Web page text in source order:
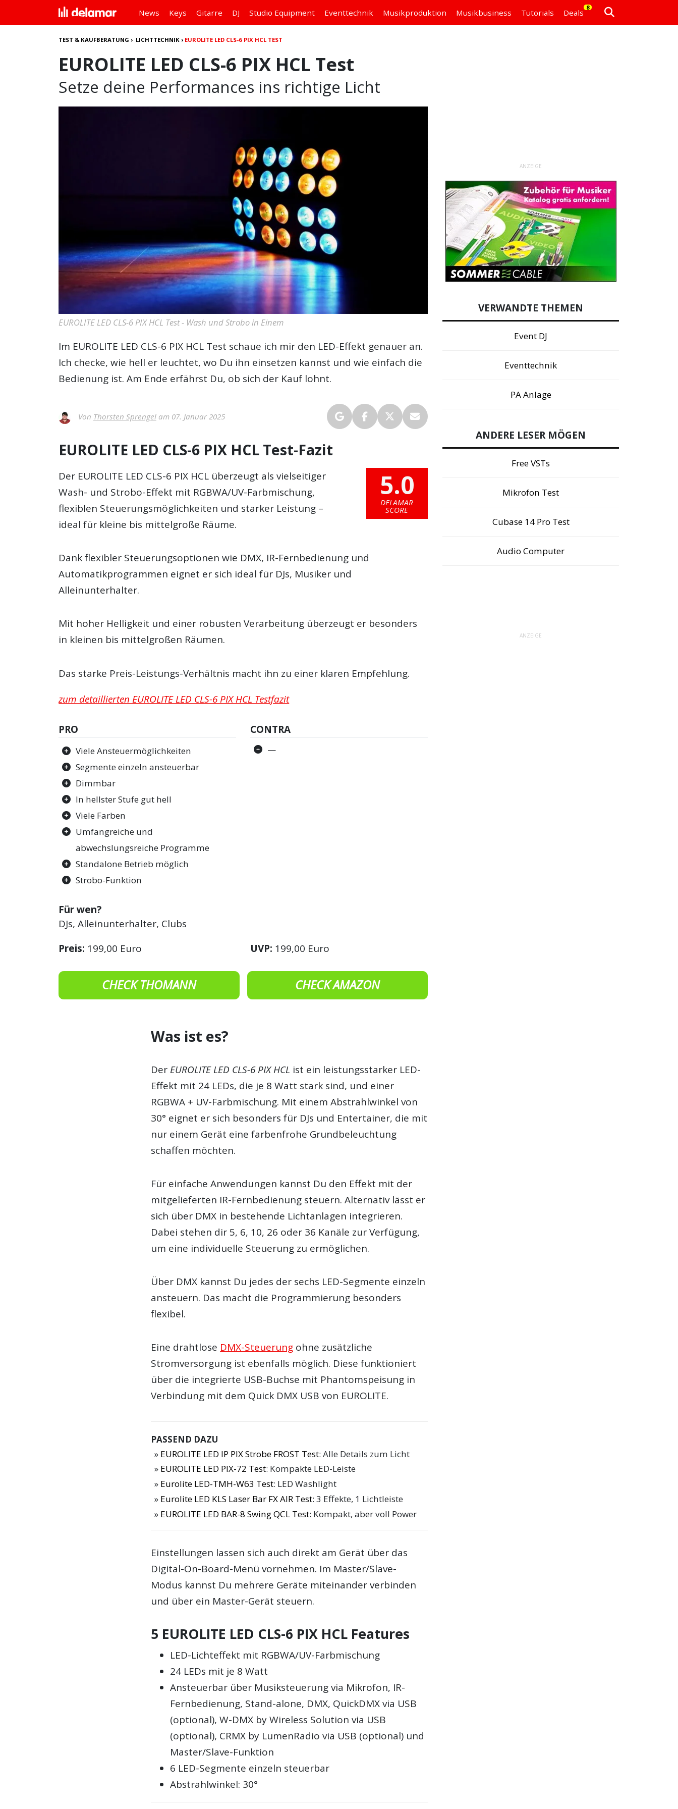
News Keys Gitarre DJ Studio Equipment Eventtechnik Musikproduktion Musikbusiness Tutorials Deals
8
TEST & KAUFBERATUNG › LICHTTECHNIK › EUROLITE LED CLS-6 PIX HCL TEST
EUROLITE LED CLS-6 PIX HCL Test
Setze deine Performances ins richtige Licht
EUROLITE LED CLS-6 PIX HCL Test - Wash und Strobo in Einem
Im EUROLITE LED CLS-6 PIX HCL Test schaue ich mir den LED-Effekt genauer an.
Ich checke, wie hell er leuchtet, wo Du ihn einsetzen kannst und wie einfach die
Bedienung ist. Am Ende erfährst Du, ob sich der Kauf lohnt.
Von Thorsten Sprengelam 07. Januar 2025
EUROLITE LED CLS-6 PIX HCL Test-Fazit
5.0
DELAMAR
SCORE
Der EUROLITE LED CLS-6 PIX HCL überzeugt als vielseitiger
Wash- und Strobo-Effekt mit RGBWA/UV-Farbmischung,
flexiblen Steuerungsmöglichkeiten und starker Leistung –
ideal für kleine bis mittelgroße Räume.
Dank flexibler Steuerungsoptionen wie DMX, IR-Fernbedienung und
Automatikprogrammen eignet er sich ideal für DJs, Musiker und
Alleinunterhalter.
Mit hoher Helligkeit und einer robusten Verarbeitung überzeugt er besonders
in kleinen bis mittelgroßen Räumen.
Das starke Preis-Leistungs-Verhältnis macht ihn zu einer klaren Empfehlung.
zum detaillierten EUROLITE LED CLS-6 PIX HCL Testfazit
PRO
Viele Ansteuermöglichkeiten
Segmente einzeln ansteuerbar
Dimmbar
In hellster Stufe gut hell
Viele Farben
Umfangreiche und
abwechslungsreiche Programme
Standalone Betrieb möglich
Strobo-Funktion
CONTRA
—
Für wen?
DJs, Alleinunterhalter, Clubs
Preis: 199,00 Euro UVP: 199,00 Euro
CHECK THOMANN CHECK AMAZON
Was ist es?
Der EUROLITE LED CLS-6 PIX HCL ist ein leistungsstarker LED-
Effekt mit 24 LEDs, die je 8 Watt stark sind, und einer
RGBWA + UV-Farbmischung. Mit einem Abstrahlwinkel von
30° eignet er sich besonders für DJs und Entertainer, die mit
nur einem Gerät eine farbenfrohe Grundbeleuchtung
schaffen möchten.
Für einfache Anwendungen kannst Du den Effekt mit der
mitgelieferten IR-Fernbedienung steuern. Alternativ lässt er
sich über DMX in bestehende Lichtanlagen integrieren.
Dabei stehen dir 5, 6, 10, 26 oder 36 Kanäle zur Verfügung,
um eine individuelle Steuerung zu ermöglichen.
Über DMX kannst Du jedes der sechs LED-Segmente einzeln
ansteuern. Das macht die Programmierung besonders
flexibel.
Eine drahtlose DMX-Steuerung ohne zusätzliche
Stromversorgung ist ebenfalls möglich. Diese funktioniert
über die integrierte USB-Buchse mit Phantomspeisung in
Verbindung mit dem Quick DMX USB von EUROLITE.
PASSEND DAZU
EUROLITE LED IP PIX Strobe FROST Test: Alle Details zum Licht
EUROLITE LED PIX-72 Test: Kompakte LED-Leiste
Eurolite LED-TMH-W63 Test: LED Washlight
Eurolite LED KLS Laser Bar FX AIR Test: 3 Effekte, 1 Lichtleiste
EUROLITE LED BAR-8 Swing QCL Test: Kompakt, aber voll Power
Einstellungen lassen sich auch direkt am Gerät über das
Digital-On-Board-Menü vornehmen. Im Master/Slave-
Modus kannst Du mehrere Geräte miteinander verbinden
und über ein Master-Gerät steuern.
5 EUROLITE LED CLS-6 PIX HCL Features
LED-Lichteffekt mit RGBWA/UV-Farbmischung
24 LEDs mit je 8 Watt
Ansteuerbar über Musiksteuerung via Mikrofon, IR-
Fernbedienung, Stand-alone, DMX, QuickDMX via USB
(optional), W-DMX by Wireless Solution via USB
(optional), CRMX by LumenRadio via USB (optional) und
Master/Slave-Funktion
6 LED-Segmente einzeln steuerbar
Abstrahlwinkel: 30°
ANZEIGE
VERWANDTE THEMEN
Event DJ
Eventtechnik
PA Anlage
ANDERE LESER MÖGEN
Free VSTs
Mikrofon Test
Cubase 14 Pro Test
Audio Computer
ANZEIGE